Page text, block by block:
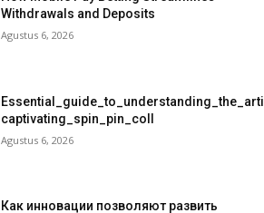
Withdrawals and Deposits
Agustus 6, 2026
captivating_spin_pin_coll
Agustus 6, 2026
Как инновации позволяют развить